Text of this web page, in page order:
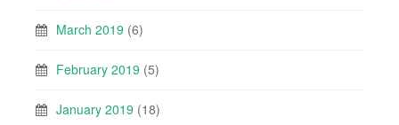
March 2019 (6)
February 2019 (5)
January 2019 (18)